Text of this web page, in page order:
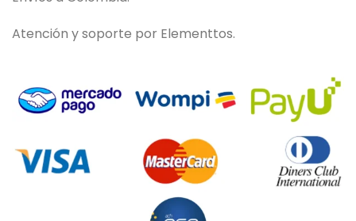
Atención y soporte por Elementtos.